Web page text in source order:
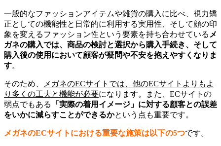
一般的なファッションアイテムや雑貨の購入に比べ、視力矯
正としての機能性と日常的に利用する実用性、そして顔の印
象を変えるファッション性という要素を持ち合わせている メ
ガネの購入では、商品の検討と選択から購入手続き、そして
購入後の使用において顧客が疑問や不安を抱えやすくなりま
す。
そのため、
メガネのECサイトでは、他のECサイトよりもよ
り多くの工夫と機能が必要になります。また、ECサイトの
弱点でもある
「実際の着用イメージ」に対する顧客との誤差
をいかに減らすことができるかという点も重要です。
メガネのECサイトにおける重要な施策は以下の5つです。